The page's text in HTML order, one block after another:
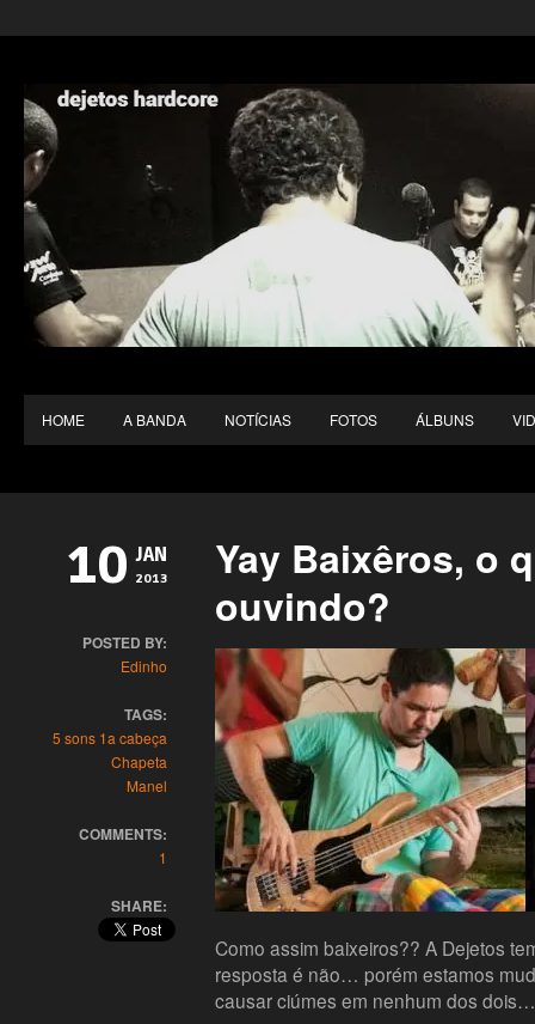
HOME A BANDA NOTÍCIAS FOTOS ÁLBUNS
10 JAN
2013
POSTED BY:
Edinho
TAGS:
5 sons 1a cabeça
Chapeta
Manel
COMMENTS:
1
SHARE:
Yay Baixêros, o
ouvindo?
Como assim baixeiros?? A Dejetos
resposta é não… porém estamos
causar ciúmes em nenhum dos